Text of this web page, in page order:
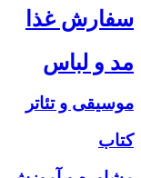
سفارش غذا
مد و لباس
موسیقی و تئاتر
کتاب